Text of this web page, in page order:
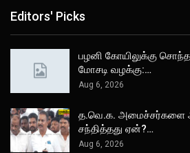
Editors' Picks
பழனி கோயிலுக்கு
மோசடி வழக்கு:…
Aug 6, 2026
த.வெ.க. அமைச்சர்களை
சந்தித்தது ஏன்?…
Aug 6, 2026